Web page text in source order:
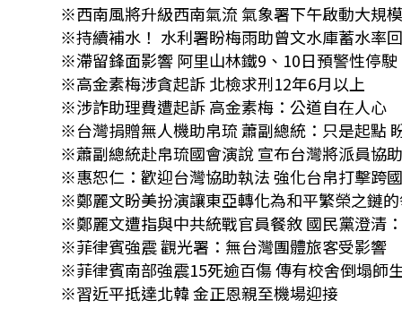
※西南風將升級西南氣流 氣象署下午啟動大規
※持續補水！ 水利署盼梅雨助曾文水庫蓄水率
※滯留鋒面影響 阿里山林鐵9、10日預警性停駛
※高金素梅涉貪起訴 北檢求刑12年6月以上
※涉詐助理費遭起訴 高金素梅：公道自在人心
※台灣捐贈無人機助帛琉 蕭副總統：只是起點
※蕭副總統赴帛琉國會演說 宣布台灣將派員協
※惠恕仁：歡迎台灣協助執法 強化台帛打擊跨
※鄭麗文盼美扮演讓東亞轉化為和平繁榮之鏈
※鄭麗文遭指與中共統戰官員餐敘 國民黨澄清
※菲律賓強震 觀光署：無台灣團體旅客受影響
※菲律賓南部強震15死逾百傷 傳有校舍倒塌
※習近平抵達北韓 金正恩親至機場迎接